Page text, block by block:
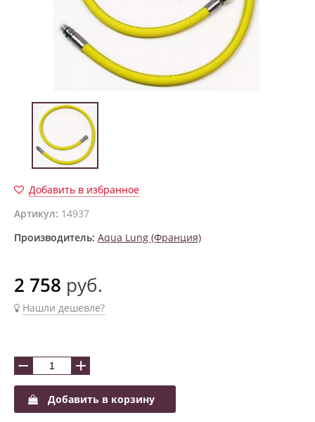
Добавить в избранное
Артикул: 14937
Производитель: Aqua Lung (Франция)
2 758 руб.
Нашли дешевле?
− +
Добавить в корзину